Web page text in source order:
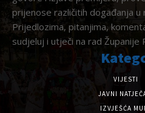
prijenose različitih događanja u
Prijedlozima, pitanjima,
sudjeluj i utječi na rad Županije
VIJESTI
JAVNI
IZVJEŠĆA